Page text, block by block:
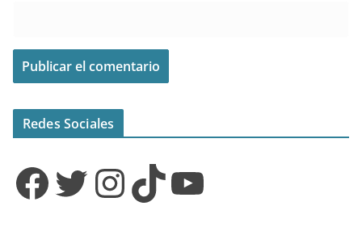
Redes Sociales
Facebook Twitter InstagramTikTok YouTube